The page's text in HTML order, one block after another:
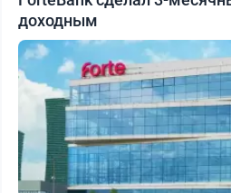
доходным